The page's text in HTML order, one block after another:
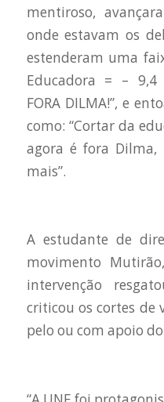
mentiroso,
onde estavam os
estenderam uma
Educadora = – 9,4
FORA DILMA!”, e
como: “Cortar da
agora é fora Dilma,
mais”.
A estudante de
movimento
intervenção
criticou os cortes de
pelo ou com apoio